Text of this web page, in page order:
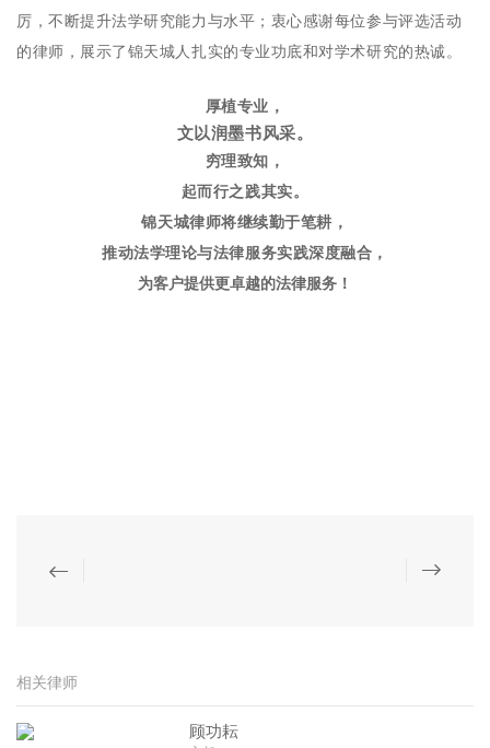
厉，不断提升法学研究能力与水平；衷心感谢每位参与评选活动
的律师，展示了锦天城人扎实的专业功底和对学术研究的热诚。
厚植专业，
文以润墨书风采。
穷理致知，
起而行之践其实。
锦天城律师将继续勤于笔耕，
推动法学理论与法律服务实践深度融合，
为客户提供更卓越的法律服务！
相关律师
顾功耘